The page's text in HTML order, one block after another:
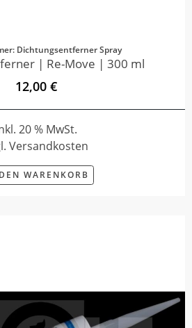
Dichtungsentferner Spray
| Re-Move | 300 ml
12,00 €
20 % MwSt.
Versandkosten
WARENKORB